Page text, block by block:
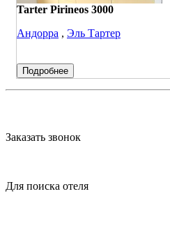
Tarter Pirineos 3000
Андорра , Эль Тартер
Подробнее
Заказать звонок
Для поиска отеля